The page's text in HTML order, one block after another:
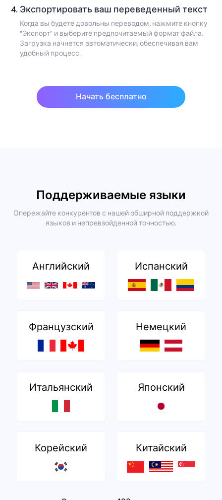
Экспортировать ваш переведенный текст
Когда вы будете довольны переводом, нажмите кнопку
"Экспорт" и выберите предпочитаемый формат файла.
Загрузка начнется автоматически, обеспечивая вам
удобный процесс.
Начать бесплатно
Поддерживаемые языки
Опережайте конкурентов с нашей обширной поддержкой
языков и непревзойденной точностью.
Английский Испанский
Французский Немецкий
Итальянский Японский
Корейский Китайский